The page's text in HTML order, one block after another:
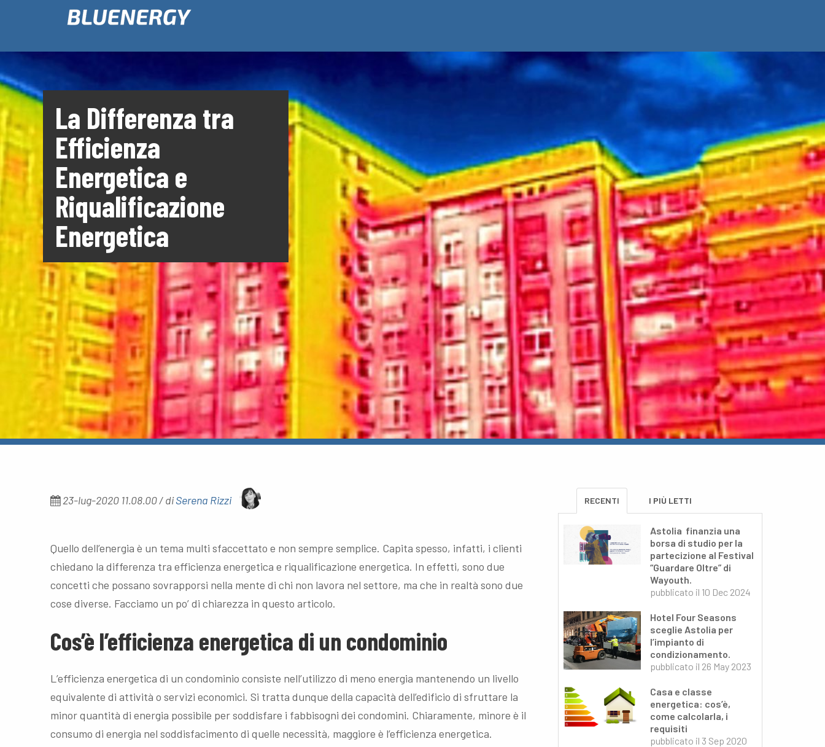
La Differenza tra
Efficienza
Energetica e
Riqualificazione
Energetica
23-lug-2020 11.08.00 / diSerena Rizzi
Quello dell’energia è un tema multi sfaccettato e non sempre semplice. Capita spesso, infatti, i clienti
chiedano la differenza tra efficienza energetica e riqualificazione energetica. In effetti, sono due
concetti che possano sovrapporsi nella mente di chi non lavora nel settore, ma che in realtà sono due
cose diverse. Facciamo un po’ di chiarezza in questo articolo.
Cos’è l’efficienza energetica di un condominio
L’efficienza energetica di un condominio consiste nell’utilizzo di meno energia mantenendo un livello
equivalente di attività o servizi economici. Si tratta dunque della capacità dell’edificio di sfruttare la
minor quantità di energia possibile per soddisfare i fabbisogni dei condomini. Chiaramente, minore è il
consumo di energia nel soddisfacimento di quelle necessità, maggiore è l’efficienza energetica.
RECENTI I PIÙ LETTI
Astolia finanzia una
borsa di studio per la
partecizione al Festival
“Guardare Oltre” di
Wayouth.
pubblicato il 10 Dec 2024
Hotel Four Seasons
sceglie Astolia per
l’impianto di
condizionamento.
pubblicato il 26 May 2023
Casa e classe
energetica: cos’è,
come calcolarla, i
requisiti
pubblicato il 3 Sep 2020